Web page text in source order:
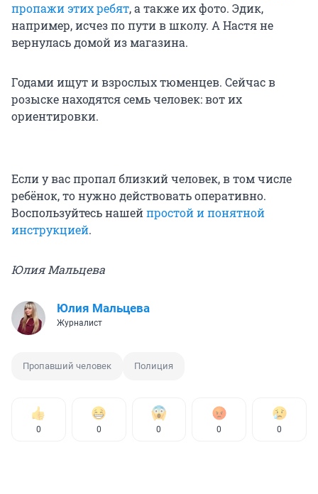
пропажи этих ребят, а также их фото. Эдик,
например, исчез по пути в школу. А Настя не
вернулась домой из магазина.
Годами ищут и взрослых тюменцев. Сейчас в
розыске находятся семь человек: вот их
ориентировки.
Если у вас пропал близкий человек, в том числе
ребёнок, то нужно действовать оперативно.
Воспользуйтесь нашейпростой и понятной
инструкцией.
Юлия Мальцева
Юлия Мальцева
Журналист
Пропавший человек Полиция
0 0 0 0 0